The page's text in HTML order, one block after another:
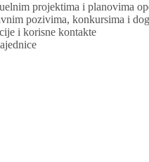
projektima i planovima
pozivima, konkursima i
i korisne kontakte